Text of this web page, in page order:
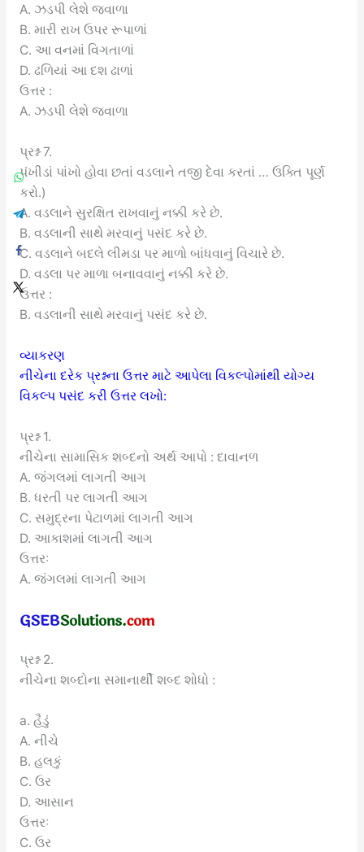
A. ઝડપી લેશે જવાળા
B. મારી રાખ ઉપર રૂપાળાં
C. આ વનમાં વિગતાળાં
D. ઢળિયાં આ દશ ઢાળાં
ઉત્તર :
A. ઝડપી લેશે જવાળા
પ્રશ્ન 7.
પંખીડાં પાંખો હોવા છતાં વડલાને તજી દેવા કરતાં … ઉક્તિ પૂર્ણ
કરો.)
A. વડલાને સુરક્ષિત રાખવાનું નક્કી કરે છે.
B. વડલાની સાથે મરવાનું પસંદ કરે છે.
C. વડલાને બદલે લીમડા પર માળો બાંધવાનું વિચારે છે.
D. વડલા પર માળા બનાવવાનું નક્કી કરે છે.
ઉત્તર :
B. વડલાની સાથે મરવાનું પસંદ કરે છે.
વ્યાકરણ
નીચેના દરેક પ્રશ્નના ઉત્તર માટે આપેલા વિકલ્પોમાંથી યોગ્ય
વિકલ્પ પસંદ કરી ઉત્તર લખો:
પ્રશ્ન 1.
નીચેના સામાસિક શબ્દનો અર્થ આપો : દાવાનળ
A. જંગલમાં લાગતી આગ
B. ધરતી પર લાગતી આગ
C. સમુદ્રના પેટાળમાં લાગતી આગ
D. આકાશમાં લાગતી આગ
ઉત્તરઃ
A. જંગલમાં લાગતી આગ
પ્રશ્ન 2.
નીચેના શબ્દોના સમાનાર્થી શબ્દ શોધો :
a. હૈડું
A. નીચે
B. હલકું
C. ઉર
D. આસાન
ઉત્તરઃ
C. ઉર